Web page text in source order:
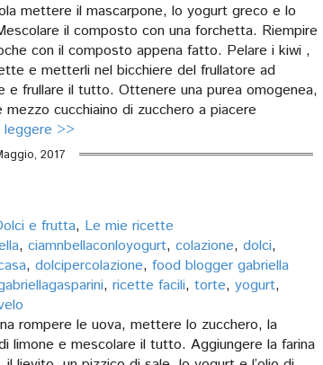
mettere il mascarpone, lo yogurt greco e lo
il composto con una forchetta. Riempire
con il composto appena fatto. Pelare i kiwi ,
e metterli nel bicchiere del frullatore ad
e frullare il tutto. Ottenere una purea omogenea,
mezzo cucchiaino di zucchero a piacere
leggere >>
2017
e frutta, Le mie ricette
, ciamnbellaconloyogurt, colazione, dolci,
, dolcipercolazione, food blogger gabriella
, ricette facili, torte, yogurt,
rompere le uova, mettere lo zucchero, la
limone e mescolare il tutto. Aggiungere la farina